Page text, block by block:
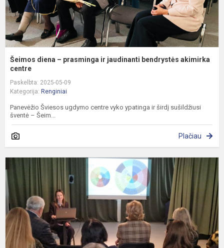
Šeimos diena – prasminga ir jaudinanti bendrystės akimirka
centre
Paskelbta: 2025-05-09
Kategorija: Renginiai
Panevėžio Šviesos ugdymo centre vyko ypatinga ir širdį sušildžiusi
šventė – Šeim...
Plačiau